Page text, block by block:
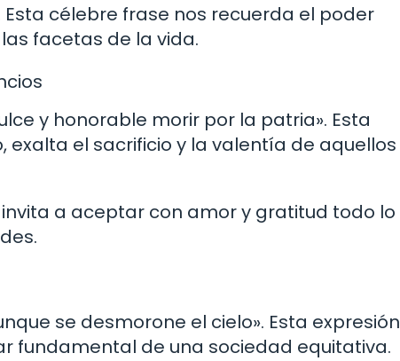
Esta célebre frase nos recuerda el poder
facetas de la vida.
y honorable morir por la patria». Esta
el sacrificio y la valentía de aquellos
invita a aceptar con amor y gratitud todo lo
se desmorone el cielo». Esta expresión
fundamental de una sociedad equitativa.